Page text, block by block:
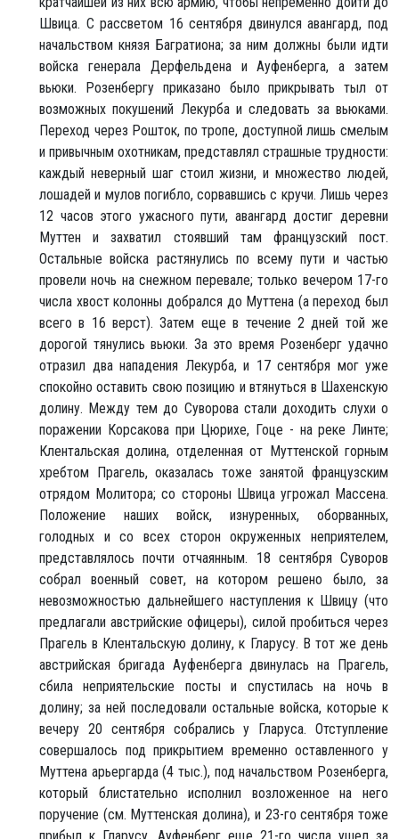
Швица. С рассветом 16 сентября двинулся авангард, под
начальством князя Багратиона; за ним должны были идти
войска генерала Дерфельдена и Ауфенберга, а затем
вьюки. Розенбергу приказано было прикрывать тыл от
возможных покушений Лекурба и следовать за вьюками.
Переход через Рошток, по тропе, доступной лишь смелым
и привычным охотникам, представлял страшные трудности:
каждый неверный шаг стоил жизни, и множество людей,
лошадей и мулов погибло, сорвавшись с кручи. Лишь через
12 часов этого ужасного пути, авангард достиг деревни
Муттен и захватил стоявший там французский пост.
Остальные войска растянулись по всему пути и частью
провели ночь на снежном перевале; только вечером 17-го
числа хвост колонны добрался до Муттена (а переход был
всего в 16 верст). Затем еще в течение 2 дней той же
дорогой тянулись вьюки. За это время Розенберг удачно
отразил два нападения Лекурба, и 17 сентября мог уже
спокойно оставить свою позицию и втянуться в Шахенскую
долину. Между тем до Суворова стали доходить слухи о
поражении Корсакова при Цюрихе, Гоце - на реке Линте;
Клентальская долина, отделенная от Муттенской горным
хребтом Прагель, оказалась тоже занятой французским
отрядом Молитора; со стороны Швица угрожал Массена.
Положение наших войск, изнуренных, оборванных,
голодных и со всех сторон окруженных неприятелем,
представлялось почти отчаянным. 18 сентября Суворов
собрал военный совет, на котором решено было, за
невозможностью дальнейшего наступления к Швицу (что
предлагали австрийские офицеры), силой пробиться через
Прагель в Клентальскую долину, к Гларусу. В тот же день
австрийская бригада Ауфенберга двинулась на Прагель,
сбила неприятельские посты и спустилась на ночь в
долину; за ней последовали остальные войска, которые к
вечеру 20 сентября собрались у Гларуса. Отступление
совершалось под прикрытием временно оставленного у
Муттена арьергарда (4 тыс.), под начальством Розенберга,
который блистательно исполнил возложенное на него
поручение (см. Муттенская долина), и 23-го сентября тоже